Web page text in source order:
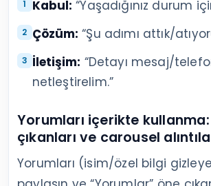
Kabul: “Yaşadığınız durum
Çözüm: “Şu adımı attık/
İletişim: “Detayı mesaj/
netleştirelim.”
Yorumları içerikte
çıkanları ve carousel
Yorumları (isim/özel bilgi